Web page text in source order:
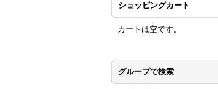
ショッピングカート
カートは空です。
グループで検索